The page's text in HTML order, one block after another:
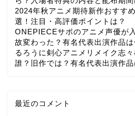
2024年秋アニメ期待新作おすす
選！注目・高評価ポイントは？
ONEPIECEサボのアニメ声優が
故変わった？有名代表出演作品は
るろうに剣心アニメリメイク志
誰？旧作では？有名代表出演作品
最近のコメント